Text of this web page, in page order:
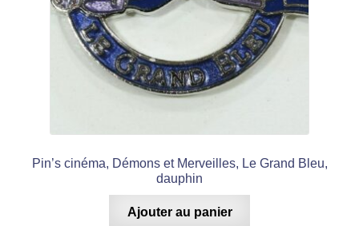
Pin’s cinéma, Démons et Merveilles, Le Grand Bleu,
dauphin
Ajouter au panier